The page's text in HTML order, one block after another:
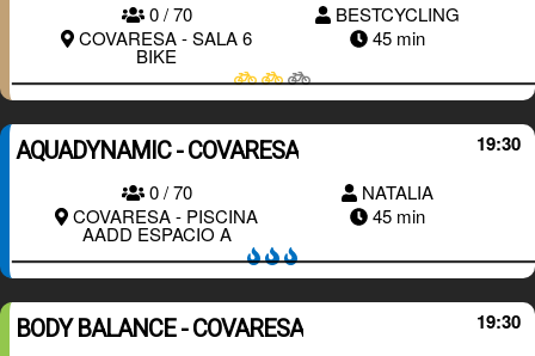
0 / 70
BESTCYCLING
COVARESA - SALA 6
BIKE
45 min
RESERVAR
19:30
AQUADYNAMIC - COVARESA
0 / 70
NATALIA
COVARESA - PISCINA
AADD ESPACIO A
45 min
RESERVAR
19:30
BODY BALANCE - COVARESA